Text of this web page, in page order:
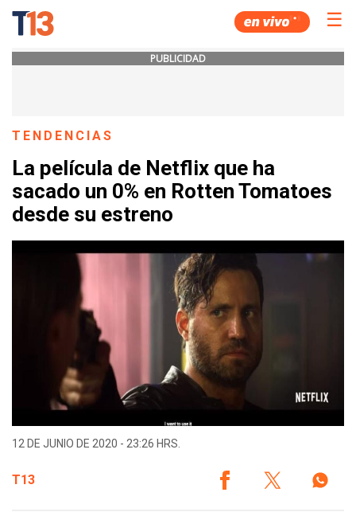
☰
PUBLICIDAD
TENDENCIAS
La película de Netflix que ha
sacado un 0% en Rotten Tomatoes
desde su estreno
12 DE JUNIO DE 2020 - 23:26 HRS.
T13